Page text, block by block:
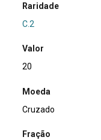
Raridade
C.2
Valor
20
Moeda
Cruzado
Fração